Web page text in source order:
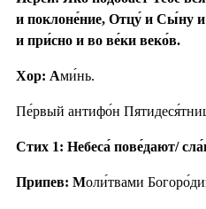
и поклоне́ние, Отцу́ и Сы́ну
и при́сно и во ве́ки веко́в.
Хор: Ами́нь.
Пе́рвый антифо́н
Стих 1: Небеса́ пове́дают/
Припев: Моли́твами